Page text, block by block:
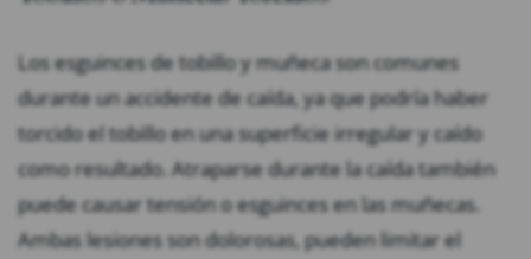
Los esguinces de tobillo y muñeca son comunes
durante un accidente de caída, ya que podría haber
torcido el tobillo en una superficie irregular y caído
como resultado. Atraparse durante la caída también
puede causar tensión o esguinces en las muñecas.
Ambas lesiones son dolorosas, pueden limitar el